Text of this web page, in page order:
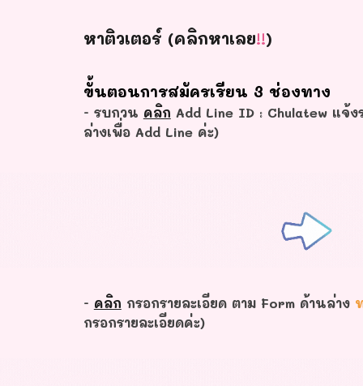
หาติวเตอร์ (คลิกหาเลย!!)
ขั้นตอนการสมัครเรียน 3 ช่องทาง
- รบกวน คลิก Add Line ID : Chulatew แจ้
ล่างเพื่อ Add Line ค่ะ)
- คลิก กรอกรายละเอียด ตาม Form ด้านล่าง
กรอกรายละเอียดค่ะ)